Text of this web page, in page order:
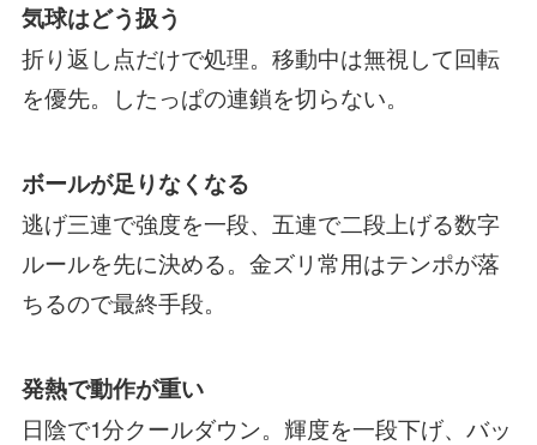
気球はどう扱う
折り返し点だけで処理。移動中は無視して回転
を優先。したっぱの連鎖を切らない。
ボールが足りなくなる
逃げ三連で強度を一段、五連で二段上げる数字
ルールを先に決める。金ズリ常用はテンポが落
ちるので最終手段。
発熱で動作が重い
日陰で1分クールダウン。輝度を一段下げ、バッ